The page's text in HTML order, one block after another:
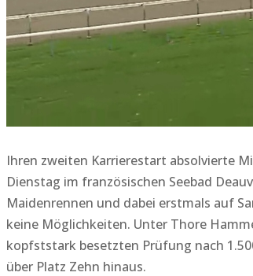
Ihren zweiten Karrierestart absolvierte
Dienstag im französischen Seebad
Maidenrennen und dabei erstmals auf
keine Möglichkeiten. Unter Thore
kopfststark besetzten Prüfung nach
über Platz Zehn hinaus.